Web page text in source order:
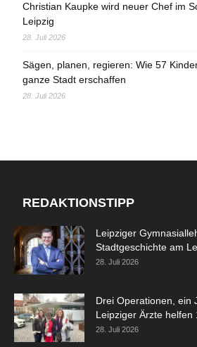
Christian Kaupke wird neuer Chef im
Leipzig
28. Juli 2026
Sägen, planen, regieren: Wie 57
ganze Stadt erschaffen
28. Juli 2026
REDAKTIONSTIPP
Leipziger
Stadtgeschichte am
28. Juli 2026
Drei Operationen, ein
Leipziger Ärzte helfen
28. Juli 2026